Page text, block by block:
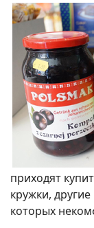
приходят
кружки,
которых